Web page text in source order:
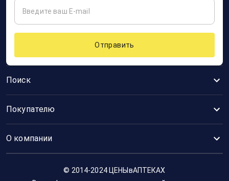
Поиск
Покупателю
О компании
Отправить
© 2014-2024 ЦЕНЫвАПТЕКАХ